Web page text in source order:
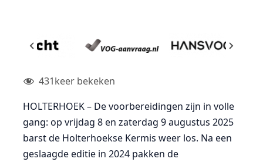
431keer bekeken
HOLTERHOEK – De voorbereidingen zijn in volle
gang: op vrijdag 8 en zaterdag 9 augustus 2025
barst de Holterhoekse Kermis weer los. Na een
geslaagde editie in 2024 pakken de